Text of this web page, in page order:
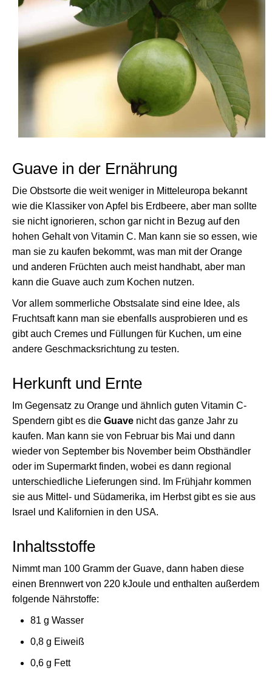
Guave in der Ernährung
Die Obstsorte die weit weniger in Mitteleuropa bekannt
wie die Klassiker von Apfel bis Erdbeere, aber man sollte
sie nicht ignorieren, schon gar nicht in Bezug auf den
hohen Gehalt von Vitamin C. Man kann sie so essen, wie
man sie zu kaufen bekommt, was man mit der Orange
und anderen Früchten auch meist handhabt, aber man
kann die Guave auch zum Kochen nutzen.
Vor allem sommerliche Obstsalate sind eine Idee, als
Fruchtsaft kann man sie ebenfalls ausprobieren und es
gibt auch Cremes und Füllungen für Kuchen, um eine
andere Geschmacksrichtung zu testen.
Herkunft und Ernte
Im Gegensatz zu Orange und ähnlich guten Vitamin C-
Spendern gibt es die Guave nicht das ganze Jahr zu
kaufen. Man kann sie von Februar bis Mai und dann
wieder von September bis November beim Obsthändler
oder im Supermarkt finden, wobei es dann regional
unterschiedliche Lieferungen sind. Im Frühjahr kommen
sie aus Mittel- und Südamerika, im Herbst gibt es sie aus
Israel und Kalifornien in den USA.
Inhaltsstoffe
Nimmt man 100 Gramm der Guave, dann haben diese
einen Brennwert von 220 kJoule und enthalten außerdem
folgende Nährstoffe:
81 g Wasser
0,8 g Eiweiß
0,6 g Fett